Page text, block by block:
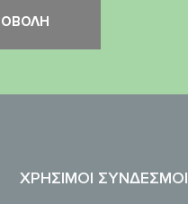
ΧΡΉΣΙΜΟΙ ΣΎΝΔΕΣΜΟΙ